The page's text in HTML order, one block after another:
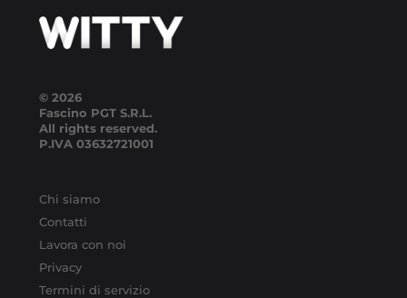
© 2026
Fascino PGT S.R.L.
All rights reserved.
P.IVA 03632721001
Chi siamo
Contatti
Lavora con noi
Privacy
Termini di servizio